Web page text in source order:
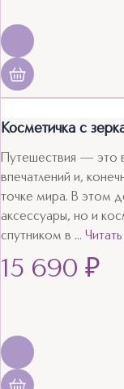
Косметичка с
Путешествия — это
впечатлений и,
точке мира. В этом
аксессуары, но и
спутником в …
15 690 ₽